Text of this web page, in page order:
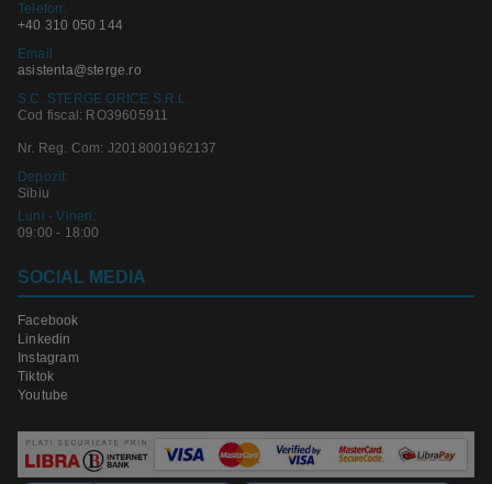
Telefon:
+40 310 050 144
Email
asistenta@sterge.ro
S.C. STERGE ORICE S.R.L.
Cod fiscal: RO39605911
Nr. Reg. Com: J2018001962137
Depozit:
Sibiu
Luni - Vineri:
09:00 - 18:00
SOCIAL MEDIA
Facebook
Linkedin
Instagram
Tiktok
Youtube